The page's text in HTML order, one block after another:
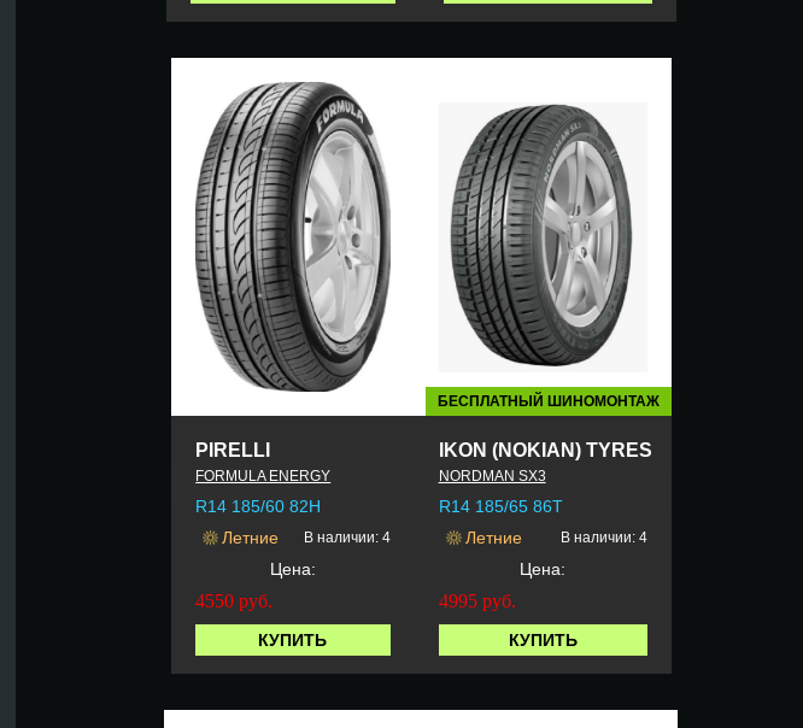
PIRELLI
FORMULA ENERGY
R14 185/60 82H
Летние
В наличии: 4
Цена:
4550руб.
КУПИТЬ
БЕСПЛАТНЫЙ ШИНОМОНТАЖ
IKON (NOKIAN) TYRES
NORDMAN SX3
R14 185/65 86T
Летние
В наличии: 4
Цена:
4995 руб.
КУПИТЬ